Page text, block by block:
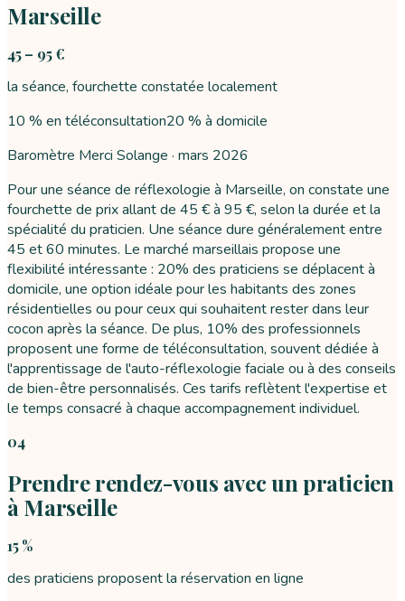
Marseille
45 – 95 €
la séance, fourchette constatée localement
10 % en téléconsultation20 % à domicile
Baromètre Merci Solange · mars 2026
Pour une séance de réflexologie à Marseille, on constate une
fourchette de prix allant de 45 € à 95 €, selon la durée et la
spécialité du praticien. Une séance dure généralement entre
45 et 60 minutes. Le marché marseillais propose une
flexibilité intéressante : 20% des praticiens se déplacent à
domicile, une option idéale pour les habitants des zones
résidentielles ou pour ceux qui souhaitent rester dans leur
cocon après la séance. De plus, 10% des professionnels
proposent une forme de téléconsultation, souvent dédiée à
l'apprentissage de l'auto-réflexologie faciale ou à des conseils
de bien-être personnalisés. Ces tarifs reflètent l'expertise et
le temps consacré à chaque accompagnement individuel.
04
Prendre rendez-vous avec un praticien
à Marseille
15 %
des praticiens proposent la réservation en ligne